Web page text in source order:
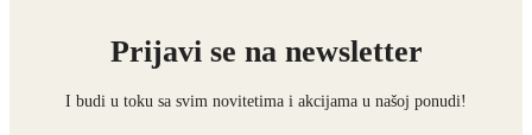
Prijavi se na newsletter
I budi u toku sa svim novitetima i akcijama u našoj ponudi!